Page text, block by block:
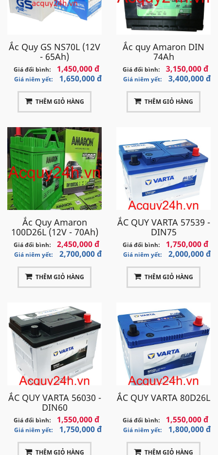
Ắc Quy GS NS70L (12V
- 65Ah)
Giá đổi bình: 1,450,000 đ
Giá niêm yết: 1,650,000 đ
THÊM GIỎ HÀNG
Ắc quy Amaron DIN
74Ah
Giá đổi bình: 3,150,000 đ
Giá niêm yết: 3,400,000 đ
THÊM GIỎ HÀNG
Ắc Quy Amaron
100D26L (12V - 70Ah)
Giá đổi bình: 2,450,000 đ
Giá niêm yết: 2,700,000 đ
THÊM GIỎ HÀNG
ẮC QUY VARTA 57539 -
DIN75
Giá đổi bình: 1,750,000 đ
Giá niêm yết: 2,000,000 đ
THÊM GIỎ HÀNG
ẮC QUY VARTA 56030 -
DIN60
Giá đổi bình: 1,550,000 đ
Giá niêm yết: 1,750,000 đ
THÊM GIỎ HÀNG
ẮC QUY VARTA 80D26L
Giá đổi bình: 1,550,000 đ
Giá niêm yết: 1,800,000 đ
THÊM GIỎ HÀNG